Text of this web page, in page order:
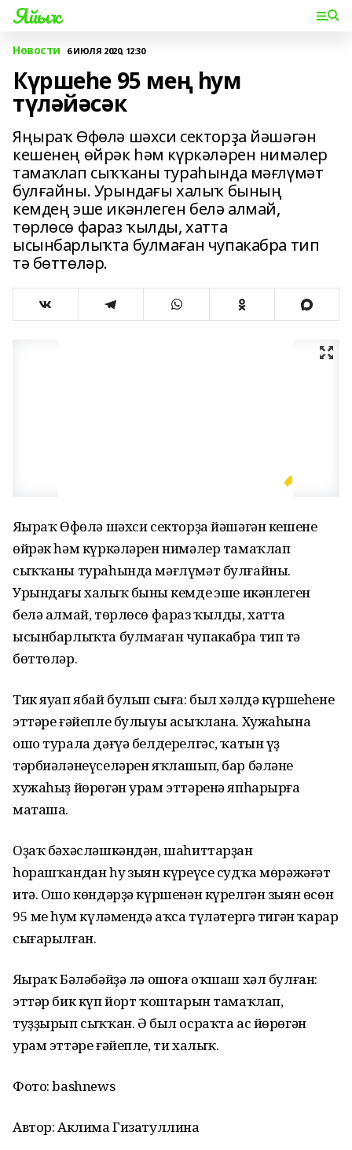
Яйыҡ
Новости 6 ИЮЛЯ 2020, 12:30
Күршеһе 95 мең һум
түләйәсәк
Яңыраҡ Өфөлә шәхси секторҙа йәшәгән
кешенең өйрәк һәм күркәләрен нимәлер
тамаҡлап сыҡҡаны тураһында мәғлүмәт
булғайны. Урындағы халыҡ бының
кемдең эше икәнлеген белә алмай,
төрлөсө фараз ҡылды, хатта
ысынбарлыҡта булмаған чупакабра тип
тә бөттөләр.
Яңыраҡ Өфөлә шәхси секторҙа йәшәгән кешенең
өйрәк һәм күркәләрен нимәлер тамаҡлап
сыҡҡаны тураһында мәғлүмәт булғайны.
Урындағы халыҡ бының кемдең эше икәнлеген
белә алмай, төрлөсө фараз ҡылды, хатта
ысынбарлыҡта булмаған чупакабра тип тә
бөттөләр.
Тик яуап ябай булып сыға: был хәлдә күршеһенең
эттәре ғәйепле булыуы асыҡлана. Хужаһына
ошо турала дәғүә белдерелгәс, ҡатын үҙ
тәрбиәләнеүселәрен яҡлашып, бар бәләне
хужаһыҙ йөрөгән урам эттәренә япһарырға
маташа.
Оҙаҡ бәхәсләшкәндән, шаһиттарҙан
һорашҡандан һуң зыян күреүсе судҡа мөрәжәғәт
итә. Ошо көндәрҙә күршенән күрелгән зыян өсөн
95 мең һум күләмендә аҡса түләтергә тигән ҡарар
сығарылған.
Яңыраҡ Бәләбәйҙә лә ошоға оҡшаш хәл булған:
эттәр бик күп йорт ҡоштарын тамаҡлап,
туҙҙырып сыҡҡан. Ә был осраҡта ас йөрөгән
урам эттәре ғәйепле, ти халыҡ.
Фото: bashnews
Автор: Аклима Гизатуллина